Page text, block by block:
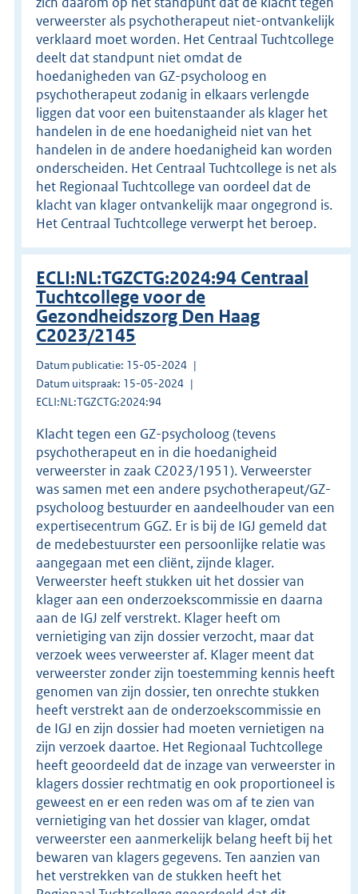
verweerster als psychotherapeut niet-ontvankelijk
verklaard moet worden. Het Centraal Tuchtcollege
deelt dat standpunt niet omdat de
hoedanigheden van GZ-psycholoog en
psychotherapeut zodanig in elkaars verlengde
liggen dat voor een buitenstaander als klager het
handelen in de ene hoedanigheid niet van het
handelen in de andere hoedanigheid kan worden
onderscheiden. Het Centraal Tuchtcollege is net als
het Regionaal Tuchtcollege van oordeel dat de
klacht van klager ontvankelijk maar ongegrond is.
Het Centraal Tuchtcollege verwerpt het beroep.
ECLI:NL:TGZCTG:2024:94 Centraal
Tuchtcollege voor de
Gezondheidszorg Den Haag
C2023/2145
Datum publicatie: 15-05-2024
Datum uitspraak: 15-05-2024
ECLI:NL:TGZCTG:2024:94
Klacht tegen een GZ-psycholoog (tevens
psychotherapeut en in die hoedanigheid
verweerster in zaak C2023/1951). Verweerster
was samen met een andere psychotherapeut/GZ-
psycholoog bestuurder en aandeelhouder van een
expertisecentrum GGZ. Er is bij de IGJ gemeld dat
de medebestuurster een persoonlijke relatie was
aangegaan met een cliënt, zijnde klager.
Verweerster heeft stukken uit het dossier van
klager aan een onderzoekscommissie en daarna
aan de IGJ zelf verstrekt. Klager heeft om
vernietiging van zijn dossier verzocht, maar dat
verzoek wees verweerster af. Klager meent dat
verweerster zonder zijn toestemming kennis heeft
genomen van zijn dossier, ten onrechte stukken
heeft verstrekt aan de onderzoekscommissie en
de IGJ en zijn dossier had moeten vernietigen na
zijn verzoek daartoe. Het Regionaal Tuchtcollege
heeft geoordeeld dat de inzage van verweerster in
klagers dossier rechtmatig en ook proportioneel is
geweest en er een reden was om af te zien van
vernietiging van het dossier van klager, omdat
verweerster een aanmerkelijk belang heeft bij het
bewaren van klagers gegevens. Ten aanzien van
het verstrekken van de stukken heeft het